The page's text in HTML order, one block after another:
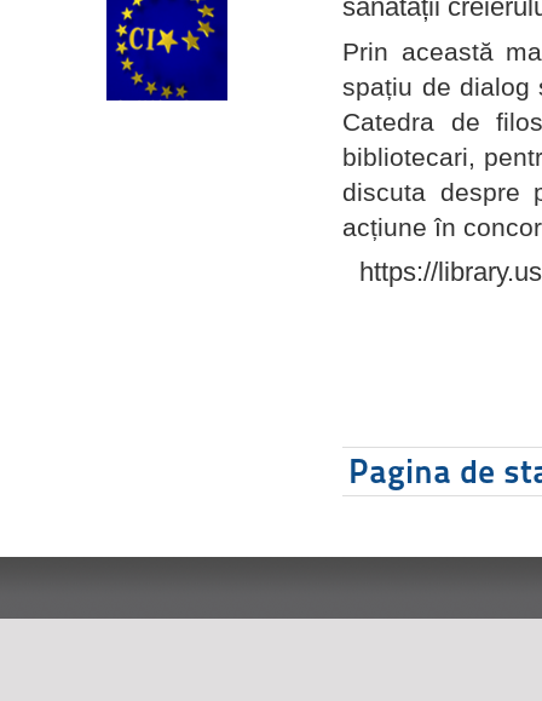
sănătății
Prin această
spațiu de dialog
Catedra de
bibliotecari,
discuta despre
acțiune în
https://
Pagina de